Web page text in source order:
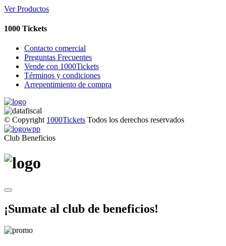
Ver Productos
1000 Tickets
Contacto comercial
Preguntas Frecuentes
Vende con 1000Tickets
Términos y condiciones
Arrepentimiento de compra
© Copyright 1000Tickets Todos los derechos reservados
Club Beneficios
¡Sumate al club de beneficios!